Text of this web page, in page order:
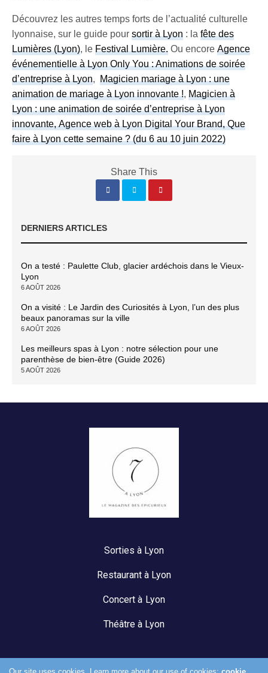
Découvrez les autres temps forts de l’actualité culturelle
lyonnaise, sur le guide poursortir à Lyon : lafête des
Lumières (Lyon), leFestival Lumière. Ou encoreAgence
événementielle à Lyon Only You : Animations de soirée
d’entreprise à Lyon,Magicien mariage à Lyon : une
animation de mariage à Lyon innovante !,Magicien à
Lyon : une animation de soirée d’entreprise à Lyon
innovante, Agence web à Lyon Digital Your Brand,Que
faire à Lyon cette semaine ? (du 6 au 10 juin 2022)
Share This
DERNIERS ARTICLES
On a testé : Paulette Club, glacier ardéchois dans le Vieux-
Lyon
6 AOÛT 2026
On a visité : Le Jardin des Curiosités à Lyon, l’un des plus
beaux panoramas sur la ville
6 AOÛT 2026
Les meilleurs spas à Lyon : notre sélection pour une
parenthèse de bien-être (Guide 2026)
5 AOÛT 2026
Sorties à Lyon
Restaurant à Lyon
Concert à Lyon
Théâtre à Lyon